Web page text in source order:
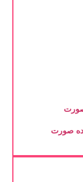
صورت